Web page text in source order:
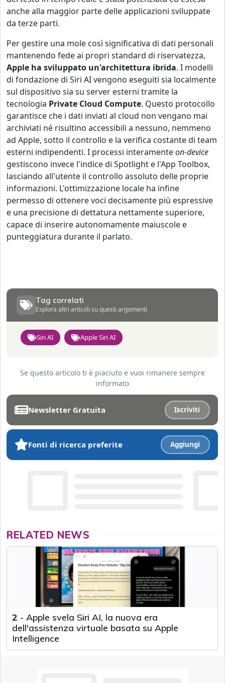
anche alla maggior parte delle applicazioni sviluppate
da terze parti.
Per gestire una mole così significativa di dati personali
mantenendo fede ai propri standard di riservatezza,
Apple ha sviluppato un'architettura ibrida. I modelli
di fondazione di Siri AI vengono eseguiti sia localmente
sul dispositivo sia su server esterni tramite la
tecnologia Private Cloud Compute. Questo protocollo
garantisce che i dati inviati al cloud non vengano mai
archiviati né risultino accessibili a nessuno, nemmeno
ad Apple, sotto il controllo e la verifica costante di team
esterni indipendenti. I processi interamenteon-device
gestiscono invece l'indice di Spotlight e l'App Toolbox,
lasciando all'utente il controllo assoluto delle proprie
informazioni. L'ottimizzazione locale ha infine
permesso di ottenere voci decisamente più espressive
e una precisione di dettatura nettamente superiore,
capace di inserire autonomamente maiuscole e
punteggiatura durante il parlato.
Tag correlati
Esplora altri articoli su questi argomenti
Siri AI Apple Siri AI
Se questo articolo ti è piaciuto e vuoi rimanere sempre
informato
Newsletter Gratuita Iscriviti
Fonti di ricerca preferite Aggiungi
RELATED NEWS
2 - Apple svela Siri AI, la nuova era
dell'assistenza virtuale basata su Apple
Intelligence